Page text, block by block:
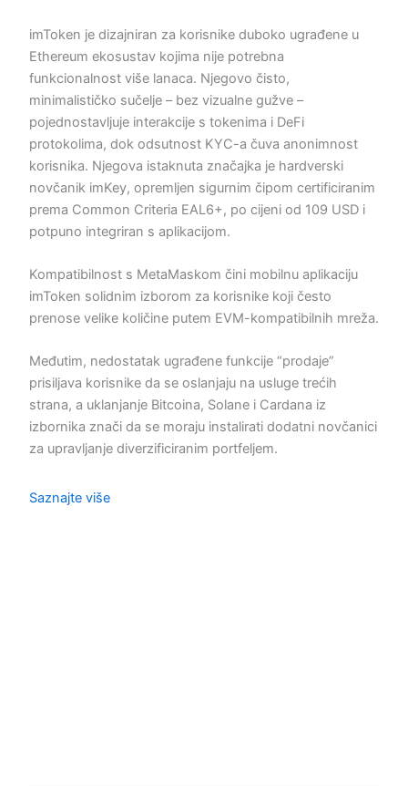
imToken je dizajniran za korisnike duboko ugrađene u
Ethereum ekosustav kojima nije potrebna
funkcionalnost više lanaca. Njegovo čisto,
minimalističko sučelje – bez vizualne gužve –
pojednostavljuje interakcije s tokenima i DeFi
protokolima, dok odsutnost KYC-a čuva anonimnost
korisnika. Njegova istaknuta značajka je hardverski
novčanik imKey, opremljen sigurnim čipom certificiranim
prema Common Criteria EAL6+, po cijeni od 109 USD i
potpuno integriran s aplikacijom.
Kompatibilnost s MetaMaskom čini mobilnu aplikaciju
imToken solidnim izborom za korisnike koji često
prenose velike količine putem EVM-kompatibilnih mreža.
Međutim, nedostatak ugrađene funkcije “prodaje”
prisiljava korisnike da se oslanjaju na usluge trećih
strana, a uklanjanje Bitcoina, Solane i Cardana iz
izbornika znači da se moraju instalirati dodatni novčanici
za upravljanje diverzificiranim portfeljem.
Saznajte više